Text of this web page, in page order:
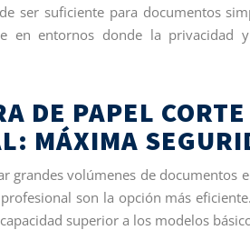
ser suficiente para documentos
en entornos donde la privacidad
DE PAPEL
MÁXIMA
grandes volúmenes de documentos
son la opción más
superior a los modelos